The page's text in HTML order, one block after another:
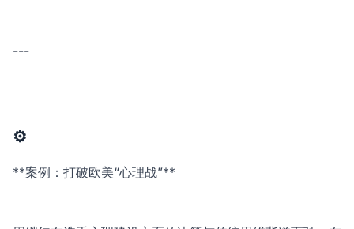
---
⚙️
**案例：打破欧美“心理战”**